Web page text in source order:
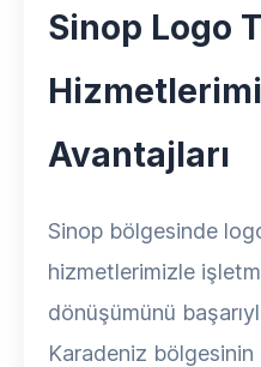
Sinop Logo
Avantajları
Sinop bölgesinde
hizmetlerimizle
dönüşümünü
Karadeniz